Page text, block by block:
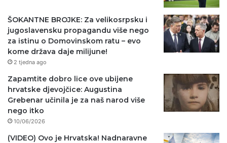
ŠOKANTNE BROJKE: Za velikosrpsku i
jugoslavensku propagandu više nego
za istinu o Domovinskom ratu – evo
kome država daje milijune!
2 tjedna ago
Zapamtite dobro lice ove ubijene
hrvatske djevojčice: Augustina
Grebenar učinila je za naš narod više
nego itko
10/06/2026
(VIDEO) Ovo je Hrvatska! Nadnaravne